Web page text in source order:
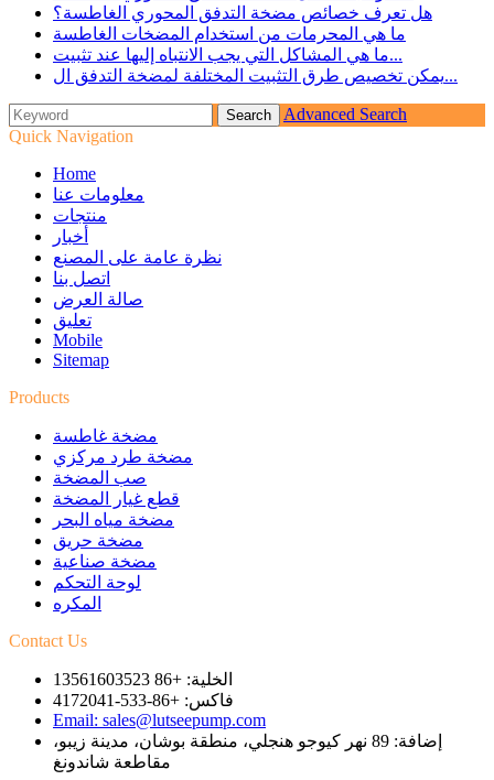
هل تعرف خصائص مضخة التدفق المحوري الغاطسة؟
ما هي المحرمات من استخدام المضخات الغاطسة
ما هي المشاكل التي يجب الانتباه إليها عند تثبيت...
يمكن تخصيص طرق التثبيت المختلفة لمضخة التدفق ال...
Advanced Search
Quick Navigation
Home
معلومات عنا
منتجات
أخبار
نظرة عامة على المصنع
اتصل بنا
صالة العرض
تعليق
Mobile
Sitemap
Products
مضخة غاطسة
مضخة طرد مركزي
صب المضخة
قطع غيار المضخة
مضخة مياه البحر
مضخة حريق
مضخة صناعية
لوحة التحكم
المكره
Contact Us
الخلية: +86 13561603523
فاكس: +86-533-4172041
Email: sales@lutseepump.com
إضافة: 89 نهر كيوجو هنجلي، منطقة بوشان، مدينة زيبو،
مقاطعة شاندونغ